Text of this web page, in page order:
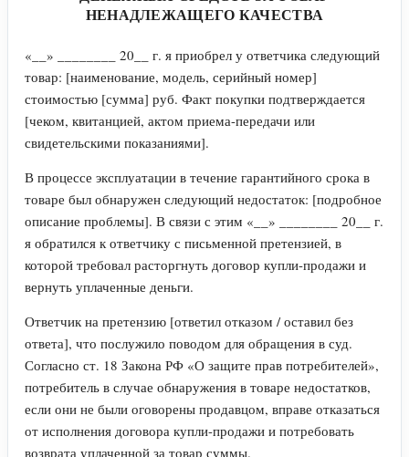
НЕНАДЛЕЖАЩЕГО КАЧЕСТВА
«__» ________ 20__ г. я приобрел у ответчика следующий
товар: [наименование, модель, серийный номер]
стоимостью [сумма] руб. Факт покупки подтверждается
[чеком, квитанцией, актом приема-передачи или
свидетельскими показаниями].
В процессе эксплуатации в течение гарантийного срока в
товаре был обнаружен следующий недостаток: [подробное
описание проблемы]. В связи с этим «__» ________ 20__ г.
я обратился к ответчику с письменной претензией, в
которой требовал расторгнуть договор купли-продажи и
вернуть уплаченные деньги.
Ответчик на претензию [ответил отказом / оставил без
ответа], что послужило поводом для обращения в суд.
Согласно ст. 18 Закона РФ «О защите прав потребителей»,
потребитель в случае обнаружения в товаре недостатков,
если они не были оговорены продавцом, вправе отказаться
от исполнения договора купли-продажи и потребовать
возврата уплаченной за товар суммы.